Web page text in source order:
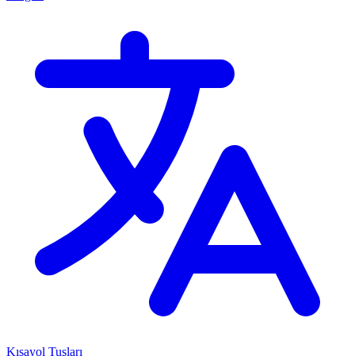
Kısayol Tuşları